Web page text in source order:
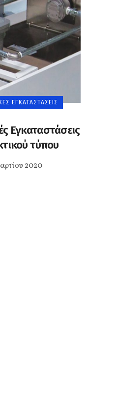
ΕΓΚΑΤΑΣΤΆΣΕΙΣ
Εγκαταστάσεις
τύπου
2020